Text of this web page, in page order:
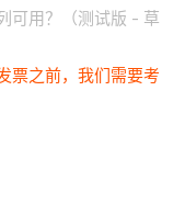
可用？（测试版 - 草
票之前，我们需要考